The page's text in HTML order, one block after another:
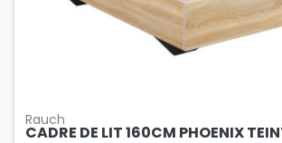
Rauch
CADRE DE LIT 160CM PHOENIX